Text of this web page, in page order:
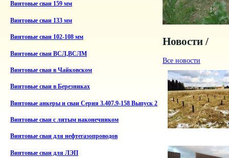
Винтовые сваи 159 мм
Винтовые сваи 133 мм
Винтовые сваи 102-108 мм
Винтовые сваи ВСЛ,ВСЛМ
Винтовые сваи в Чайковском
Винтовые сваи в Березниках
Винтовые анкеры и сваи Серия 3.407.9-158 Выпуск 2
Винтовые сваи с литым наконечником
Винтовые сваи для нефтегазопроводов
Винтовые сваи для ЛЭП
Новости /
Все новости